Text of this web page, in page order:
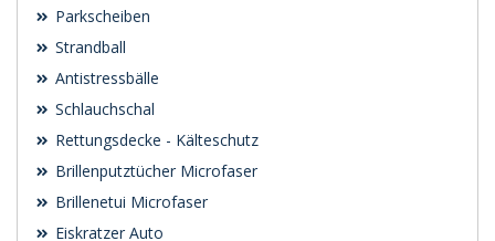
Parkscheiben
Strandball
Antistressbälle
Schlauchschal
Rettungsdecke - Kälteschutz
Brillenputztücher Microfaser
Brillenetui Microfaser
Eiskratzer Auto